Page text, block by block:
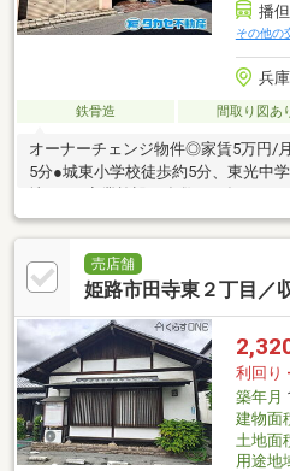
播
その他の
兵
鉄骨造 間取り図あ
オーナーチェンジ物件◎家賃5万円/
5分●城東小学校徒歩約5分、東光中
地です●商業施設が多数あり毎日のお
売店舗
姫路市田寺東２丁目
利回り
築年月
建物面
土地面
用途地